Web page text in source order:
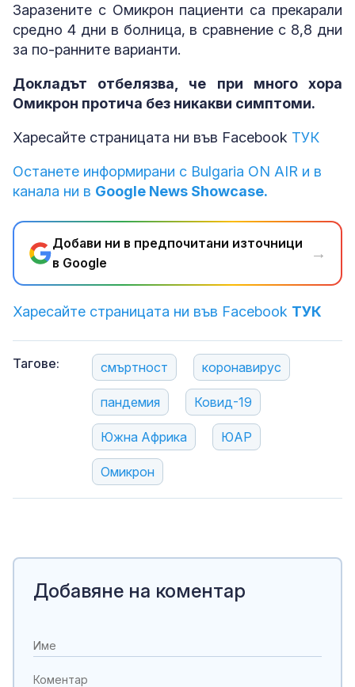
Заразените с Омикрон пациенти са прекарали
средно 4 дни в болница, в сравнение с 8,8 дни
за по-ранните варианти.
Докладът отбелязва, че при много хора
Омикрон протича без никакви симптоми.
Харесайте страницата ни във Facebook ТУК
Останете информирани с Bulgaria ON AIR и в
канала ни в Google News Showcase.
Добави ни в предпочитани източници
в Google
→
Харесайте страницата ни във Facebook ТУК
Тагове: смъртност коронавирус
пандемия Ковид-19
Южна Африка ЮАР
Омикрон
Добавяне на коментар